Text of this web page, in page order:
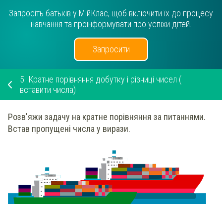
Запросіть батьків у МійКлас, щоб включити їх до процесу
навчання та проінформувати про успіхи дітей.
Запросити
5. Кратне порівняння добутку і різниці чисел (
вставити числа)
Розв'яжи задачу на кратне порівняння за питаннями.
Встав пропущені числа у вирази.